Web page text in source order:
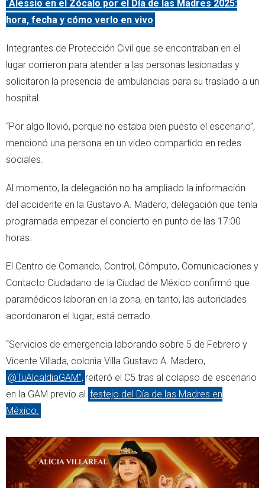
´Alessio en el Zócalo por el Día de las Madres 2025:
hora, fecha y cómo verlo en vivo
Integrantes de Protección Civil que se encontraban en el
lugar corrieron para atender a las personas lesionadas y
solicitaron la presencia de ambulancias para su traslado a un
hospital.
“Por algo llovió, porque no estaba bien puesto el escenario”,
mencionó una persona en un video compartido en redes
sociales.
Al momento, la delegación no ha ampliado la información
del accidente en la Gustavo A. Madero, delegación que tenía
programada empezar el concierto en punto de las 17:00
horas.
El Centro de Comando, Control, Cómputo, Comunicaciones y
Contacto Ciudadano de la Ciudad de México confirmó que
paramédicos laboran en la zona, en tanto, las autoridades
acordonaron el lugar; está cerrado.
“Servicios de emergencia laborando sobre 5 de Febrero y
Vicente Villada, colonia Villa Gustavo A. Madero,
@TuAlcaldiaGAM”, reiteró el C5 tras al colapso de escenario
en la GAM previo al festejo del Día de las Madres en
México.